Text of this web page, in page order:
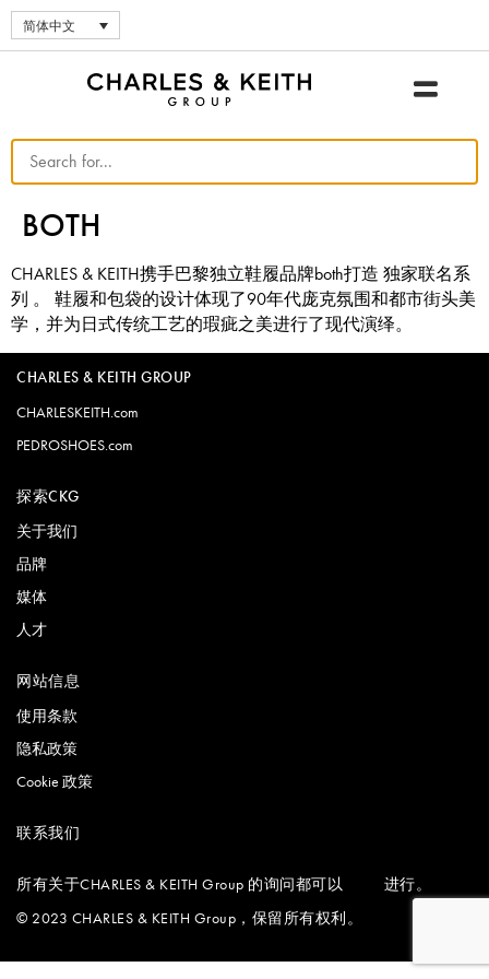
简体中文
BOTH
CHARLES & KEITH携手巴黎独立鞋履品牌both打造 独家联名系
列 。 鞋履和包袋的设计体现了90年代庞克氛围和都市街头美
学，并为日式传统工艺的瑕疵之美进行了现代演绎。
CHARLES & KEITH GROUP
CHARLESKEITH.com
PEDROSHOES.com
探索CKG
关于我们
品牌
媒体
人才
网站信息
使用条款
隐私政策
Cookie 政策
联系我们
所有关于CHARLES & KEITH Group 的询问都可以
进行。
© 2023 CHARLES & KEITH Group，保留所有权利。